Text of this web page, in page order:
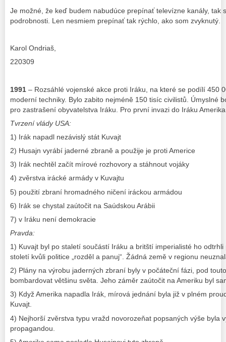
Je možné, že keď budem nabudúce prepínať televízne kanály, tak
podrobnosti. Len nesmiem prepínať tak rýchlo, ako som zvyknutý.
Karol Ondriaš,
220309
1991 – Rozsáhlé vojenské akce proti Iráku, na které se podílí 450
moderní techniky. Bylo zabito nejméně 150 tisíc civilistů. Úmyslné
pro zastrašení obyvatelstva Iráku. Pro první invazi do Iráku
Tvrzení vlády USA:
1) Irák napadl nezávislý stát Kuvajt
2) Husajn vyrábí jaderné zbraně a použije je proti Americe
3) Irák nechtěl začít mírové rozhovory a stáhnout vojáky
4) zvěrstva irácké armády v Kuvajtu
5) použití zbraní hromadného ničení iráckou armádou
6) Irák se chystal zaútočit na Saúdskou Arábii
7) v Iráku není demokracie
Pravda:
1) Kuvajt byl po staletí součástí Iráku a britští imperialisté ho
století kvůli politice „rozděl a panuj“. Žádná země v regionu
2) Plány na výrobu jaderných zbraní byly v počáteční fázi, pod
bombardovat většinu světa. Jeho záměr zaútočit na Ameriku byl
3) Když Amerika napadla Irák, mírová jednání byla již v plném
Kuvajt.
4) Nejhorší zvěrstva typu vražd novorozeňat popsaných výše byla
propagandou.